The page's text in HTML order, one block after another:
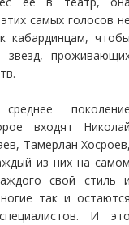
самых голосов
кабардинцам,
входят
Тамерлан
из них на
свой стиль
так и
И